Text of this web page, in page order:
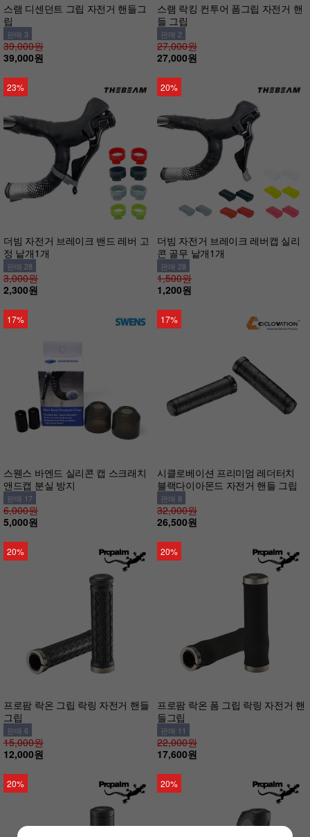
스램 디센던트 그립 자전거 핸들그
립
판매 3
39,000원
39,000원
스램 락킹 컨투어 폼그립 자전거 핸
들 그립
판매 2
27,000원
27,000원
23%
더빔 자전거 브레이크 밴드 레버 고
정 낱개1개
판매 28
3,000원
2,300원
20%
더빔 자전거 브레이크 레버캡 실리
콘 골무 낱개1개
판매 28
1,500원
1,200원
17%
스웬스 바엔드 실리콘 캡 스크래치
앤드캡 분실 방지
판매 17
6,000원
5,000원
17%
시클로베이션 프리미엄 레더터치
블랙다이아몬드 자전거 핸들 그립
판매 8
32,000원
26,500원
20%
프로팜 락온 그립 락링 자전거 핸들
그립
판매 6
15,000원
12,000원
20%
프로팜 락온 폼 그립 락링 자전거 핸
들그립
판매 11
22,000원
17,600원
20% 20%